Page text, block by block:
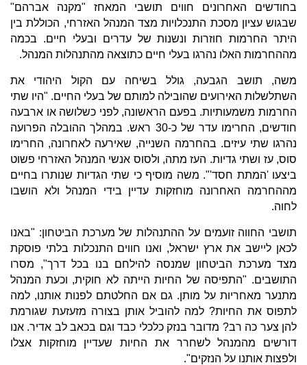
בחודשים האחרונים חווים תושבי המאחז "מקנה אברהם"
שבגוש עציון מסכת התנכלויות מצד המנהל האזרחי, הכוללת בין
היתר החרמות חוזרות ונשנות של עדרים ובעלי חיים. בכמה
מההחרמות האלו נהרגו בעלי חיים כתוצאה מהתנהלות המנהל.
משה, תושב הגבעה, גולל בשיחה עם הקול היהודי את
השתלשלות האירועים שהובילה למותם של בעלי החיים. "היו שתי
החרמות משמעותיות. בפעם הראשונה, לפני כשלושה או ארבעה
חודשים, החרימו עדר של כ-30 ראש. במהלך ההובלה הפרועה
נהרגו שתי עיזים. בהחרמה השנייה, שאירעה לאחרונה, החרימו
סוס, עז ושתי גדיות. העז מתה, ולסוס אנשי המנהל האזרחי פשוט
ביצעו 'המתת חסד'". משה מוסיף כי שתי הגדיות שנותרו בחיים
מההחרמה האחרונה מוחזקות עדיין בידי המנהל ולא הושבו
לחוה.
תושבי החווה זועמים על ההתנהלות של מערכת הביטחון: "באנו
לכאן ליישב את ארץ ישראל, ואנו חווים התנכלות בלתי פוסקת
מצד מערכת הביטחון שמנסה להילחם בנו בכל דרך", מסרו
התושבים. "התפיסה של החיות הייתה לא חוקית, וכעת המנהל
מתנער מאחריות על מותן. גם אם החלטתם לפנות אותנו, למה
לתפוס את החיות? למה להוביל אותן בצורה מזעזעת שגורמת
להן צער כה רב? מדובר בנזק כלכלי כבד וגם בכאב לב אדיר. אנו
דורשים מהמנהל לשחרר את החיות שעדיין מוחזקות אצלו
ולפצות אותנו על הנזקים".